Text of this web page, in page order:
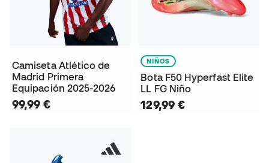
Camiseta Atlético de
Madrid Primera
Equipación 2025-2026
99,99 €
NIÑOS
Bota F50 Hyperfast Elite
LL FG Niño
129,99 €